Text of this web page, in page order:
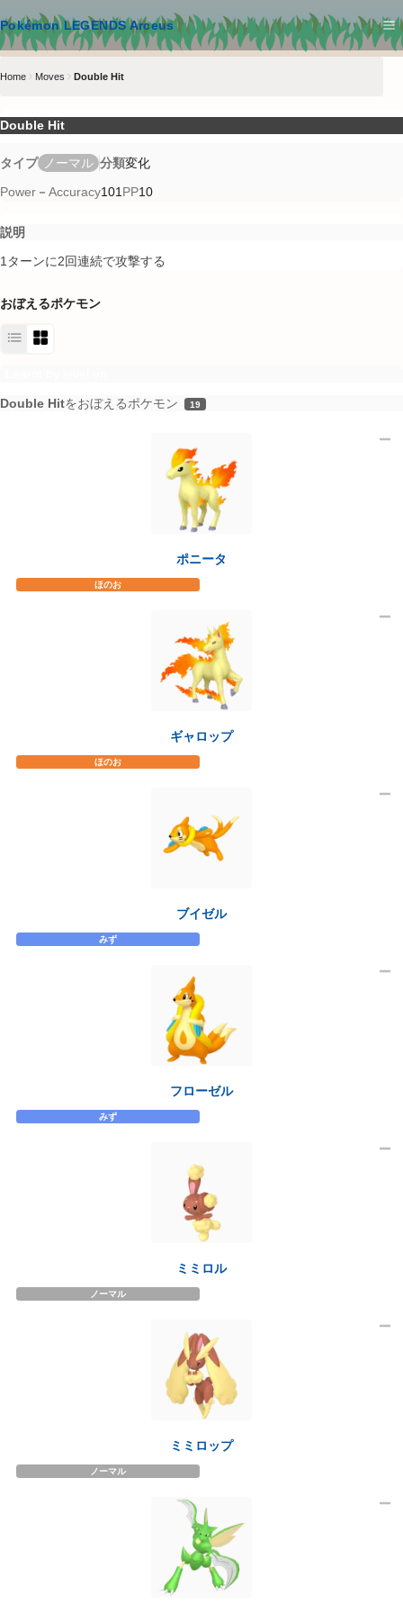
Pokémon LEGENDS Arceus
メインコンテンツへスキップ
Home Moves Double Hit
Double Hit
タイプ ノーマル 分類変化
Power － Accuracy101 PP10
説明
1ターンに2回連続で攻撃する
おぼえるポケモン
Double Hitをおぼえるポケモン 19
ポニータ
ほのお
ギャロップ
ほのお
ブイゼル
みず
フローゼル
みず
ミミロル
ノーマル
ミミロップ
ノーマル